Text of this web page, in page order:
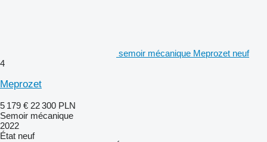
semoir mécanique Meprozet neuf
4
Meprozet
5 179 € 22 300 PLN
Semoir mécanique
2022
État neuf